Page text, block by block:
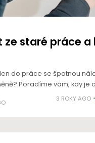
ze staré práce a
do práce se špatnou
Poradíme vám, kdy je
a najít si novou a lepší
3 ROKY AGO